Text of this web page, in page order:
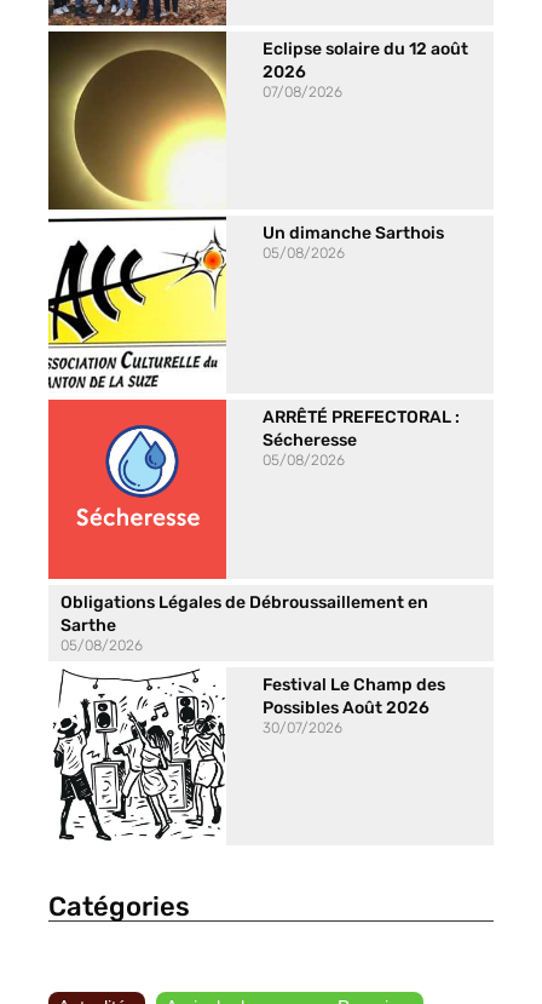
Eclipse solaire du 12 août
2026
07/08/2026
Un dimanche Sarthois
05/08/2026
ARRÊTÉ PREFECTORAL :
Sécheresse
05/08/2026
Obligations Légales de Débroussaillement en
Sarthe
05/08/2026
Festival Le Champ des
Possibles Août 2026
30/07/2026
Catégories